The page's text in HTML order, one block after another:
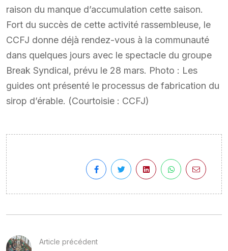
raison du manque d’accumulation cette saison.
Fort du succès de cette activité rassembleuse, le
CCFJ donne déjà rendez-vous à la communauté
dans quelques jours avec le spectacle du groupe
Break Syndical, prévu le 28 mars. Photo : Les
guides ont présenté le processus de fabrication du
sirop d’érable. (Courtoisie : CCFJ)
Article précédent